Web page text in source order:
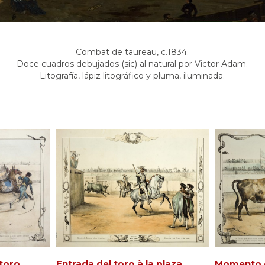
Combat de taureau, c.1834.
Doce cuadros debujados (sic) al natural por Victor Adam.
Litografía, lápiz litográfico y pluma, iluminada.